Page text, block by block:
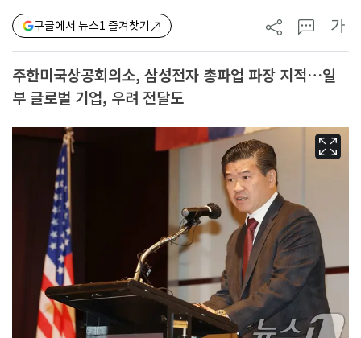
구글에서 뉴스1 즐겨찾기 가
주한미국상공회의소, 삼성전자 총파업 파장 지적…일
부 글로벌 기업, 우려 전달도